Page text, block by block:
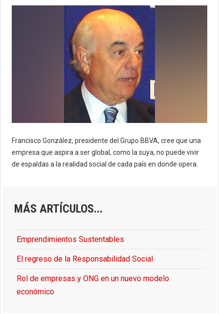
Francisco González, presidente del Grupo BBVA, cree que una
empresa que aspira a ser global, como la suya, no puede vivir
de espaldas a la realidad social de cada país en donde opera.
MÁS ARTÍCULOS...
Emprendimientos Sustentables
El regreso de la Responsabilidad Social
Rol de empresas y ONG en un nuevo modelo
económico